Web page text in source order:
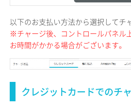
以下のお支払い方法から選択してチ
※チャージ後、コントロールパネル
お時間がかかる場合がございます。
クレジットカードでのチ